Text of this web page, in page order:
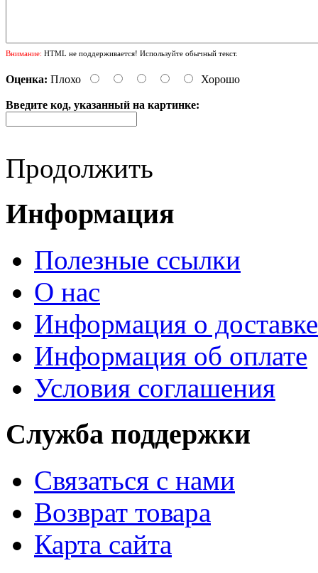
Внимание: HTML не поддерживается! Используйте обычный текст.
Оценка: Плохо Хорошо
Введите код, указанный на картинке:
Продолжить
Информация
Полезные ссылки
О нас
Информация о доставке
Информация об оплате
Условия соглашения
Служба поддержки
Связаться с нами
Возврат товара
Карта сайта